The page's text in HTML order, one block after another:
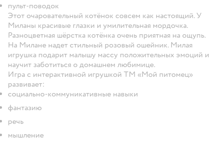
пульт-поводок
Этот очаровательный котёнок совсем как настоящий. У
Миланы красивые глазки и умилительная мордочка.
Разноцветная шёрстка котёнка очень приятная на ощупь.
На Милане надет стильный розовый ошейник. Милая
игрушка подарит малышу массу положительных эмоций и
научит заботиться о домашнем любимице.
Игра с интерактивной игрушкой ТМ «Мой питомец»
развивает:
социально-коммуникативные навыки
фантазию
речь
мышление